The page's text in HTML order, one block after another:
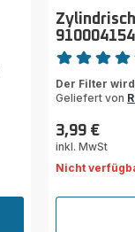
Bewertung
Der Filter
Geliefert von
Preis
3,99 €
inkl. MwSt
Nicht